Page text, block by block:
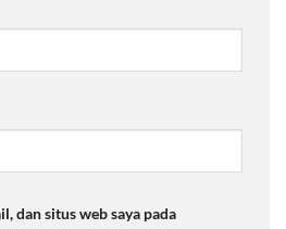
dan situs web saya pada